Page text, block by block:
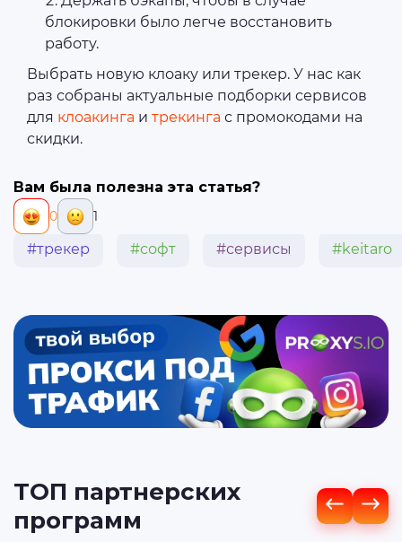
блокировки было легче восстановить
работу.
Выбрать новую клоаку или трекер. У нас как
раз собраны актуальные подборки сервисов
для клоакинга и трекинга с промокодами на
скидки.
Вам была полезна эта статья?
0 1
#трекер #софт #сервисы #keitaro
ТОП партнерских
программ